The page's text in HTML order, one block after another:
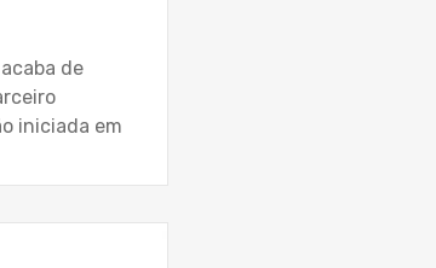
de
iniciada em